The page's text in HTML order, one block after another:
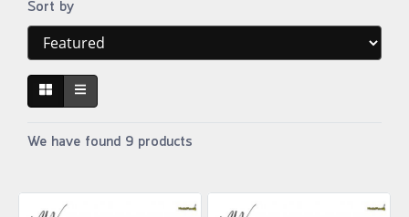
Sort by
We have found 9 products